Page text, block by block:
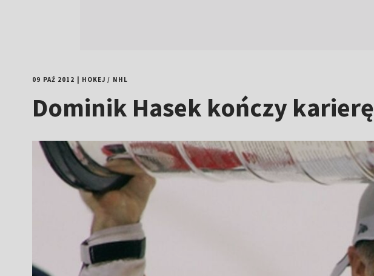
09 PAŹ 2012 HOKEJ / NHL
Dominik Hasek kończy karierę